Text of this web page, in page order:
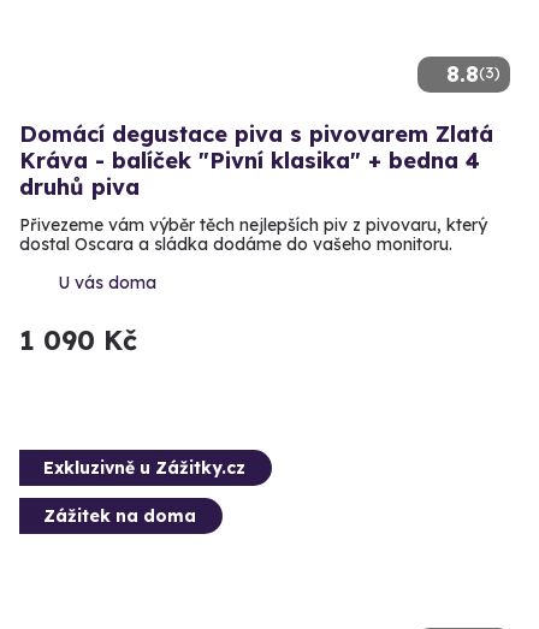
8.8(3)
Domácí degustace piva s pivovarem Zlatá
Kráva - balíček "Pivní klasika" + bedna 4
druhů piva
Přivezeme vám výběr těch nejlepších piv z pivovaru, který
dostal Oscara a sládka dodáme do vašeho monitoru.
U vás doma
1 090 Kč
Exkluzivně u Zážitky.cz
Zážitek na doma